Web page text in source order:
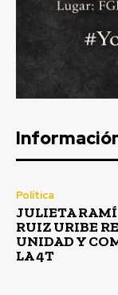
Política
JULIETA
RUIZ URIBE
UNIDAD Y
LA 4T